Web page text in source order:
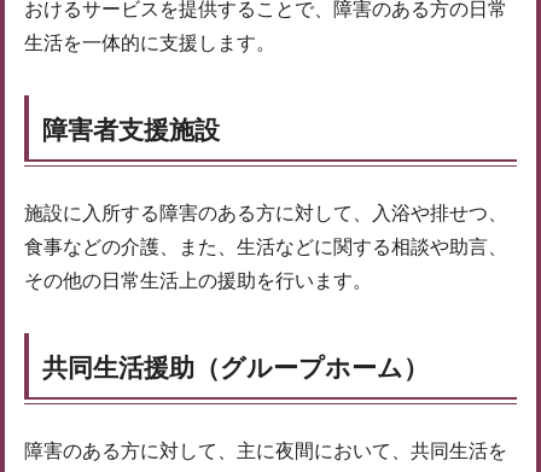
おけるサービスを提供することで、障害のある方の日常
生活を一体的に支援します。
障害者支援施設
施設に入所する障害のある方に対して、入浴や排せつ、
食事などの介護、また、生活などに関する相談や助言、
その他の日常生活上の援助を行います。
共同生活援助（グループホーム）
障害のある方に対して、主に夜間において、共同生活を